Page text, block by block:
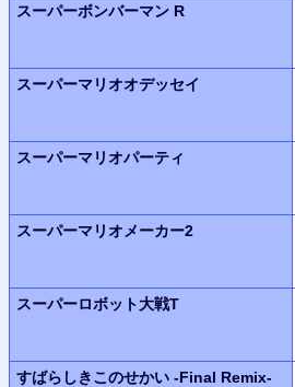
スーパーボンバーマン R
スーパーマリオオデッセイ
スーパーマリオパーティ
スーパーマリオメーカー2
スーパーロボット大戦T
すばらしきこのせかい -Final Remix-